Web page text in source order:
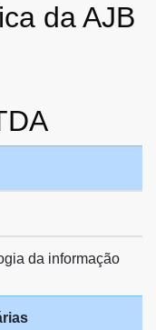
da AJB
da informação